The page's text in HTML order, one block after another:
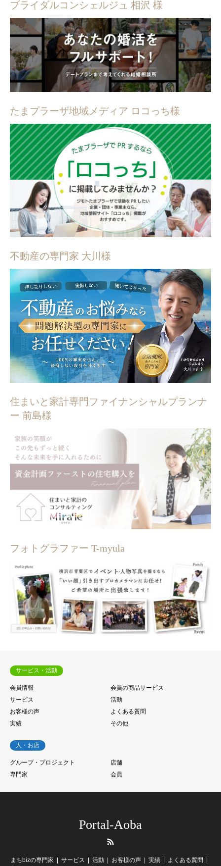
ブライダルコンシェルジュ 相沢 様
たまプラーザ地域メディア ロコっち様
不動産の専門家 大川様
住まいと家計専門ファイナンシャルプランナ
ー 前島様
フォトグラファー T-myula
サービス・活動
会員情報
会員の商品サービス
サービス
活動
お客様の声
よくある質問
実績
その他
人・お店
グループ・プロジェクト
店舗
専門家
会員
Portal-Aoba
まちbizの専門家 サービス 活動 お客様の声 実績 よくある質問